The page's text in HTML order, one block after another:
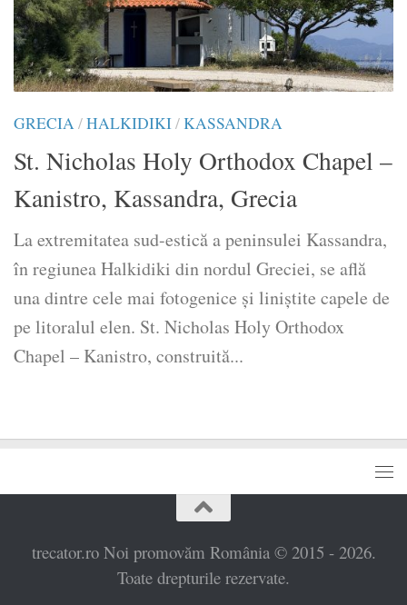
GRECIA/HALKIDIKI/KASSANDRA
St. Nicholas Holy Orthodox Chapel –
Kanistro, Kassandra, Grecia
La extremitatea sud-estică a peninsulei Kassandra,
în regiunea Halkidiki din nordul Greciei, se află
una dintre cele mai fotogenice și liniștite capele de
pe litoralul elen. St. Nicholas Holy Orthodox
Chapel – Kanistro, construită...
trecator.ro Noi promovăm România © 2015 - 2026.
Toate drepturile rezervate.